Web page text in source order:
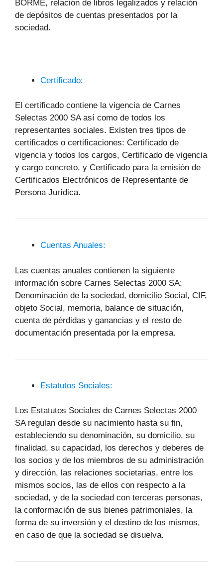
BORME, relación de libros legalizados y relación
de depósitos de cuentas presentados por la
sociedad.
Certificado:
El certificado contiene la vigencia de Carnes
Selectas 2000 SA así como de todos los
representantes sociales. Existen tres tipos de
certificados o certificaciones: Certificado de
vigencia y todos los cargos, Certificado de vigencia
y cargo concreto, y Certificado para la emisión de
Certificados Electrónicos de Representante de
Persona Jurídica.
Cuentas Anuales:
Las cuentas anuales contienen la siguiente
información sobre Carnes Selectas 2000 SA:
Denominación de la sociedad, domicilio Social, CIF,
objeto Social, memoria, balance de situación,
cuenta de pérdidas y ganancias y el resto de
documentación presentada por la empresa.
Estatutos Sociales:
Los Estatutos Sociales de Carnes Selectas 2000
SA regulan desde su nacimiento hasta su fin,
estableciendo su denominación, su domicilio, su
finalidad, su capacidad, los derechos y deberes de
los socios y de los miembros de su administración
y dirección, las relaciones societarias, entre los
mismos socios, las de ellos con respecto a la
sociedad, y de la sociedad con terceras personas,
la conformación de sus bienes patrimoniales, la
forma de su inversión y el destino de los mismos,
en caso de que la sociedad se disuelva.